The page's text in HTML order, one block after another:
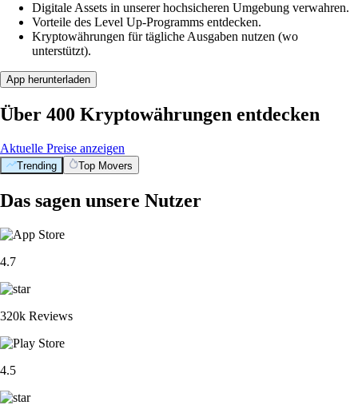
Digitale Assets in unserer hochsicheren Umgebung verwahren.
Vorteile des Level Up-Programms entdecken.
Kryptowährungen für tägliche Ausgaben nutzen (wo
unterstützt).
App herunterladen
Über 400 Kryptowährungen entdecken
Aktuelle Preise anzeigen
Trending Top Movers
Das sagen unsere Nutzer
4.7
320k Reviews
4.5